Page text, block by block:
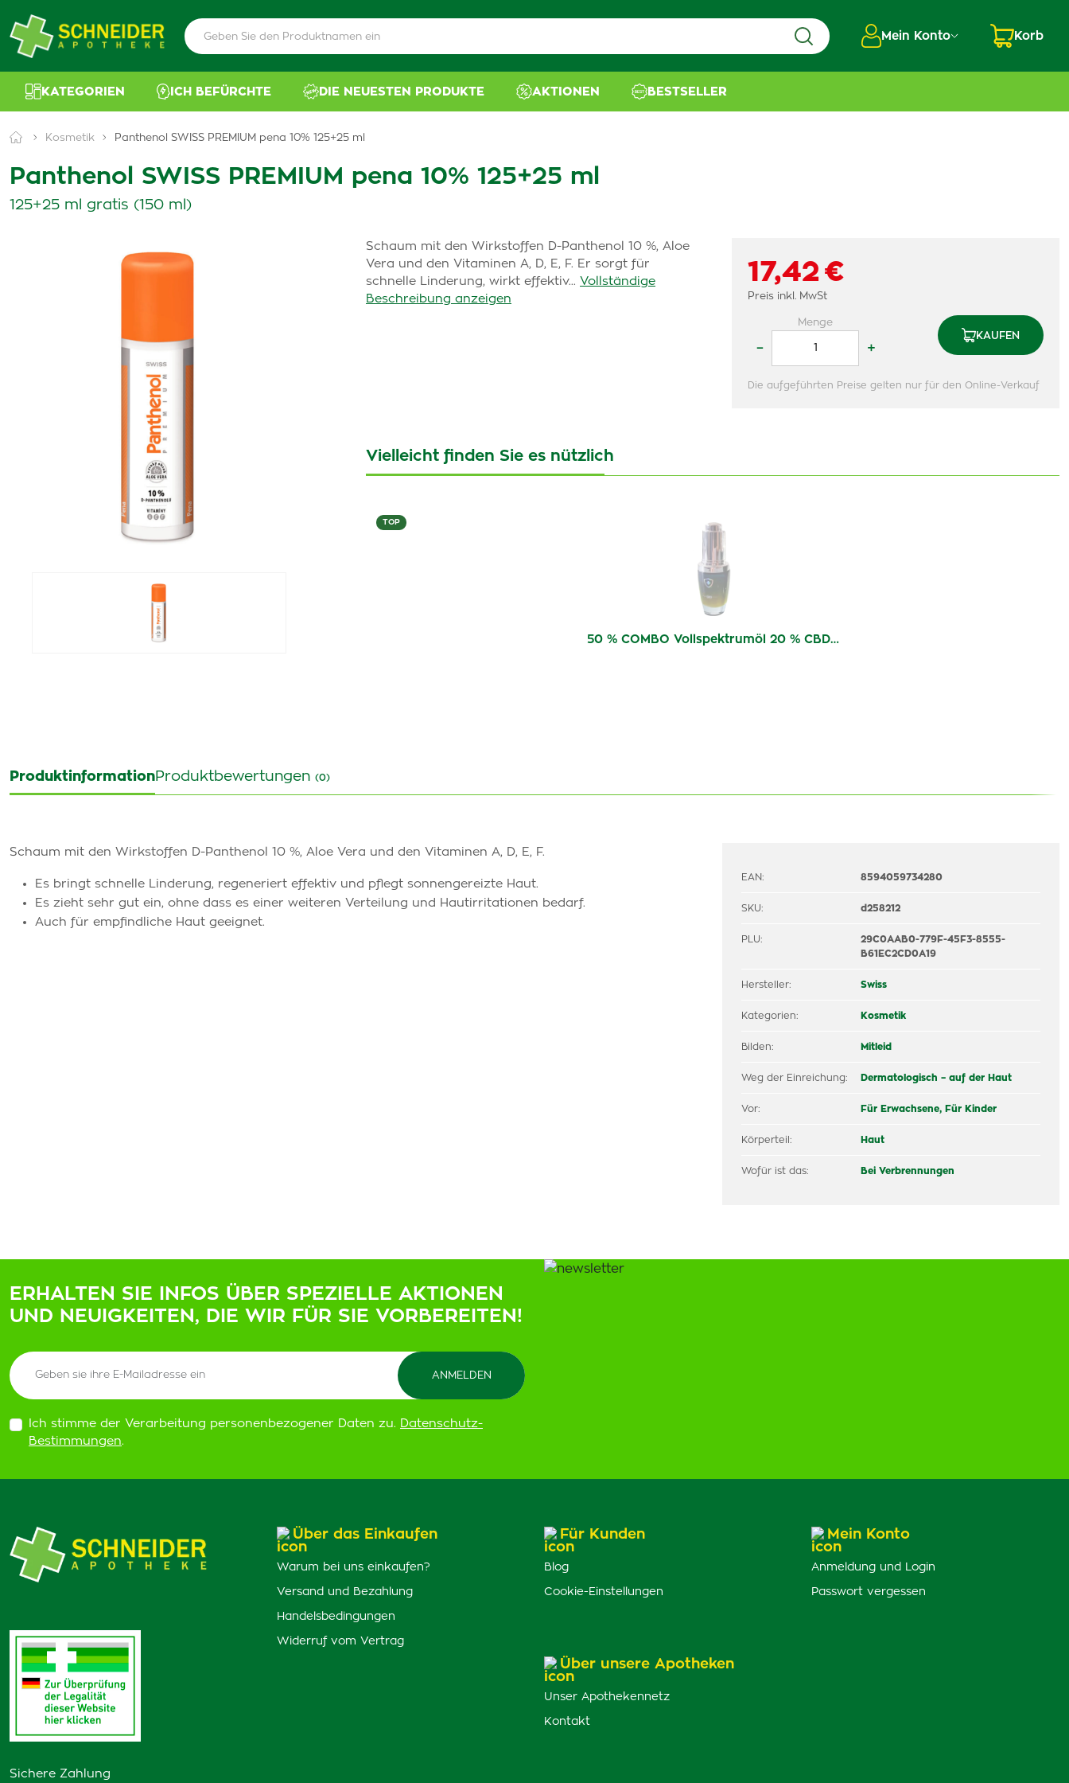
Mein Konto Korb
KATEGORIEN ICH BEFÜRCHTE DIE NEUESTEN PRODUKTE AKTIONEN BESTSELLER
Kosmetik Panthenol SWISS PREMIUM pena 10% 125+25 ml
Panthenol SWISS PREMIUM pena 10% 125+25 ml
125+25 ml gratis (150 ml)
Schaum mit den Wirkstoffen D-Panthenol 10 %, Aloe
Vera und den Vitaminen A, D, E, F. Er sorgt für
schnelle Linderung, wirkt effektiv... Vollständige
Beschreibung anzeigen
17,42 €
Preis inkl. MwSt
Menge
– +
KAUFEN
Die aufgeführten Preise gelten nur für den Online-Verkauf
Vielleicht finden Sie es nützlich
TOP
50 % COMBO Vollspektrumöl 20 % CBD…
ProduktinformationProduktbewertungen (0)
Schaum mit den Wirkstoffen D-Panthenol 10 %, Aloe Vera und den Vitaminen A, D, E, F.
Es bringt schnelle Linderung, regeneriert effektiv und pflegt sonnengereizte Haut.
Es zieht sehr gut ein, ohne dass es einer weiteren Verteilung und Hautirritationen bedarf.
Auch für empfindliche Haut geeignet.
EAN: 8594059734280
SKU: d258212
PLU:
29C0AAB0-779F-45F3-8555-
B61EC2CD0A19
Hersteller: Swiss
Kategorien: Kosmetik
Bilden: Mitleid
Weg der Einreichung: Dermatologisch – auf der Haut
Vor: Für Erwachsene, Für Kinder
Körperteil: Haut
Wofür ist das: Bei Verbrennungen
ERHALTEN SIE INFOS ÜBER SPEZIELLE AKTIONEN
UND NEUIGKEITEN, DIE WIR FÜR SIE VORBEREITEN!
Ich stimme der Verarbeitung personenbezogener Daten zu. Datenschutz-
Bestimmungen.
Sichere Zahlung
Über das Einkaufen
Warum bei uns einkaufen?
Versand und Bezahlung
Handelsbedingungen
Widerruf vom Vertrag
Für Kunden
Blog
Cookie-Einstellungen
Über unsere Apotheken
Unser Apothekennetz
Kontakt
Mein Konto
Anmeldung und Login
Passwort vergessen